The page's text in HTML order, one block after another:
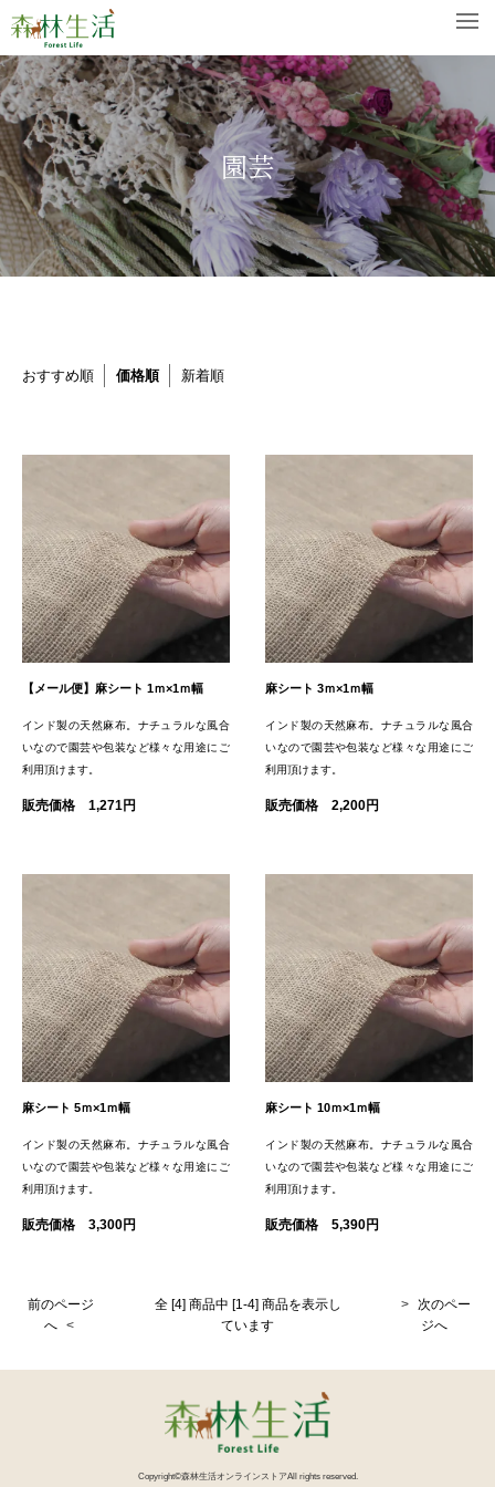
園芸
おすすめ順 価格順 新着順
【メール便】麻シート 1ｍ×1ｍ幅
インド製の天然麻布。ナチュラルな風合
いなので園芸や包装など様々な用途にご
利用頂けます。
販売価格 1,271円
麻シート 3ｍ×1ｍ幅
インド製の天然麻布。ナチュラルな風合
いなので園芸や包装など様々な用途にご
利用頂けます。
販売価格 2,200円
麻シート 5ｍ×1ｍ幅
インド製の天然麻布。ナチュラルな風合
いなので園芸や包装など様々な用途にご
利用頂けます。
販売価格 3,300円
麻シート 10ｍ×1ｍ幅
インド製の天然麻布。ナチュラルな風合
いなので園芸や包装など様々な用途にご
利用頂けます。
販売価格 5,390円
前のページ
へ
全 [4] 商品中 [1-4] 商品を表示し
ています
次のペー
ジへ
Copyright©森林生活オンラインストアAll rights reserved.